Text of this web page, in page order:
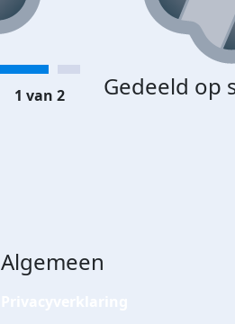
Gedeeld op
1 van 2
Algemeen